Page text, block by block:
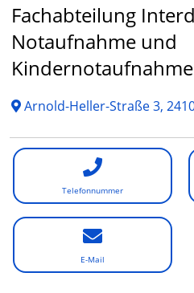
Fachabteilung
Notaufnahme und
Kindernotaufnahme
Arnold-Heller-Straße 3,
Telefonnummer
E-Mail